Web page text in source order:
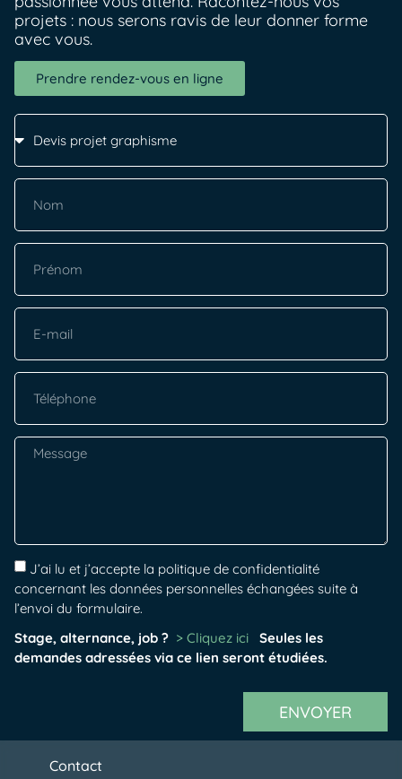
projets : nous serons ravis de leur donner forme
avec vous.
Prendre rendez-vous en ligne
J’ai lu et j’accepte la politique de confidentialité
concernant les données personnelles échangées suite à
l’envoi du formulaire.
Stage, alternance, job ? > Cliquez ici
Seules les
demandes adressées via ce lien seront étudiées.
ENVOYER
Contact